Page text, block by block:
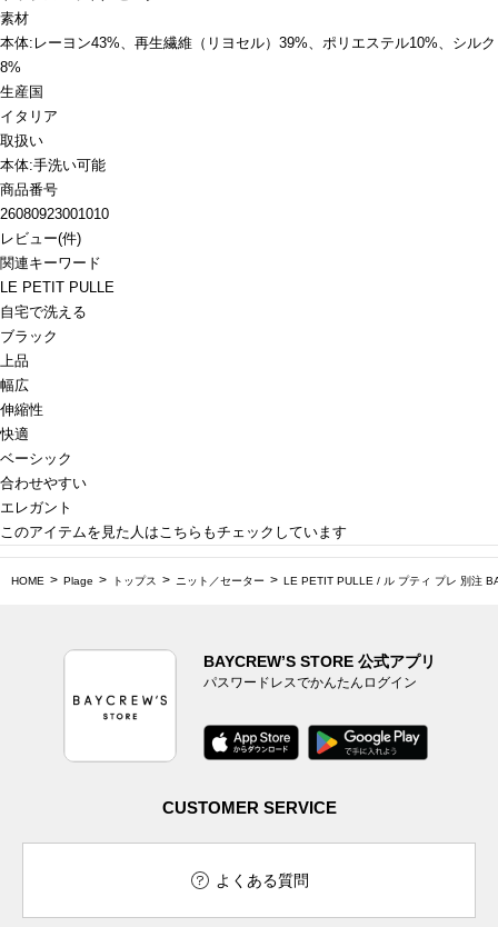
素材
本体:レーヨン43%、再生繊維（リヨセル）39%、ポリエステル10%、シルク
8%
生産国
イタリア
取扱い
本体:手洗い可能
商品番号
26080923001010
レビュー(件)
関連キーワード
LE PETIT PULLE
自宅で洗える
ブラック
上品
幅広
伸縮性
快適
ベーシック
合わせやすい
エレガント
このアイテムを見た人はこちらもチェックしています
HOME Plage トップス ニット／セーター LE PETIT PULLE / ル プティ プレ 別注
BAYCREW’S STORE 公式アプリ
パスワードレスでかんたんログイン
CUSTOMER SERVICE
よくある質問